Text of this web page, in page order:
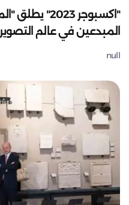
المبدعين في عالم التصوير
null